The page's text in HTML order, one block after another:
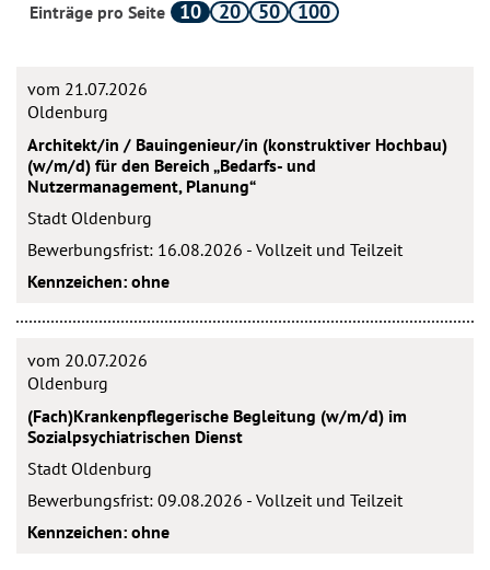
Einträge pro Seite 10 20 50 100
vom 21.07.2026
Oldenburg
Architekt/in / Bauingenieur/in (konstruktiver Hochbau)
(w/m/d) für den Bereich „Bedarfs- und
Nutzermanagement, Planung“
Stadt Oldenburg
Bewerbungsfrist: 16.08.2026 - Vollzeit und Teilzeit
Kennzeichen: ohne
vom 20.07.2026
Oldenburg
(Fach)Krankenpflegerische Begleitung (w/m/d) im
Sozialpsychiatrischen Dienst
Stadt Oldenburg
Bewerbungsfrist: 09.08.2026 - Vollzeit und Teilzeit
Kennzeichen: ohne